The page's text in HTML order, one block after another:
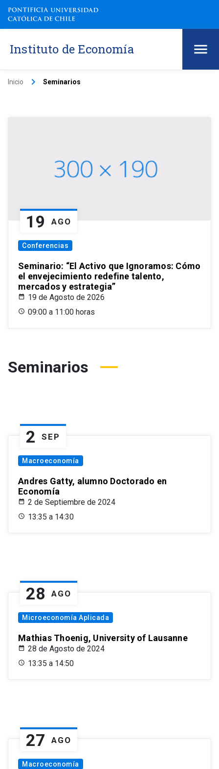
Instituto de Economía
Inicio keyboard_arrow_right Seminarios
19 AGO
Conferencias
Seminario: “El Activo que Ignoramos: Cómo
el envejecimiento redefine talento,
mercados y estrategia”
19 de Agosto de 2026
09:00 a 11:00 horas
Seminarios
2 SEP
Macroeconomía
Andres Gatty, alumno Doctorado en
Economía
2 de Septiembre de 2024
13:35 a 14:30
28 AGO
Microeconomía Aplicada
Mathias Thoenig, University of Lausanne
28 de Agosto de 2024
13:35 a 14:50
27 AGO
Macroeconomía